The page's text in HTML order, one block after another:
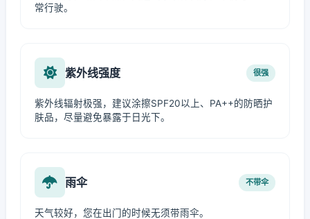
常行驶。
紫外线强度 很强
紫外线辐射极强，建议涂擦SPF20以上、PA++的防晒护
肤品，尽量避免暴露于日光下。
雨伞 不带伞
天气较好，您在出门的时候无须带雨伞。